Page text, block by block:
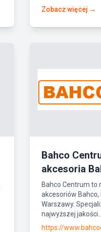
Zobacz więcej →
Bahco
akcesoria
Bahco Centrum to
akcesoriów
Warszawy.
najwyższej jakości...
https://